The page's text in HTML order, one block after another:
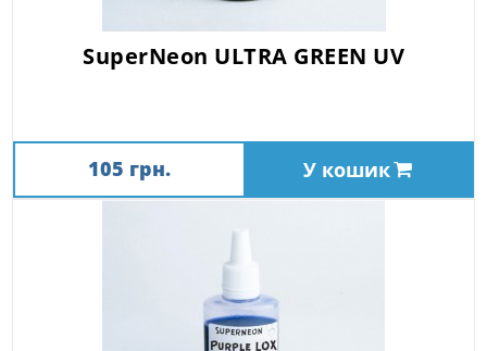
SuperNeon ULTRA GREEN UV
105 грн. У кошик